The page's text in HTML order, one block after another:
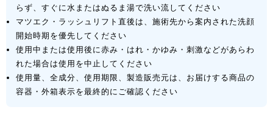
らず、すぐに水またはぬるま湯で洗い流してください
マツエク・ラッシュリフト直後は、施術先から案内された洗顔
開始時期を優先してください
使用中または使用後に赤み・はれ・かゆみ・刺激などがあらわ
れた場合は使用を中止してください
使用量、全成分、使用期限、製造販売元は、お届けする商品の
容器・外箱表示を最終的にご確認ください